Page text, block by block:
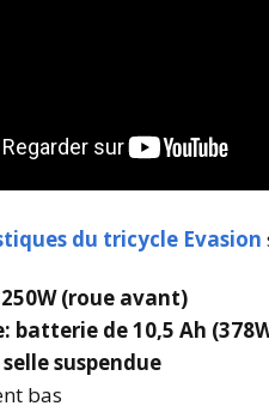
du tricycle Evasion
(roue avant)
batterie de 10,5 Ah
suspendue
bas